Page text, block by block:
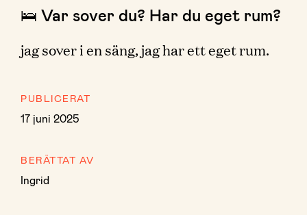
🛌 Var sover du? Har du eget rum?
jag sover i en säng, jag har ett eget rum.
PUBLICERAT
17 juni 2025
BERÄTTAT AV
Ingrid